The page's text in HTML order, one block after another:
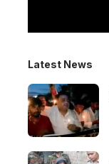
Latest News